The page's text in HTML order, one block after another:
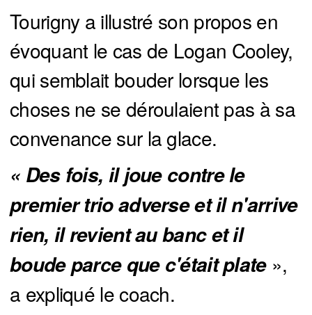
Tourigny a illustré son propos en
évoquant le cas de Logan Cooley,
qui semblait bouder lorsque les
choses ne se déroulaient pas à sa
convenance sur la glace.
« Des fois, il joue contre le
premier trio adverse et il n'arrive
rien, il revient au banc et il
boude parce que c'était plate »,
a expliqué le coach.